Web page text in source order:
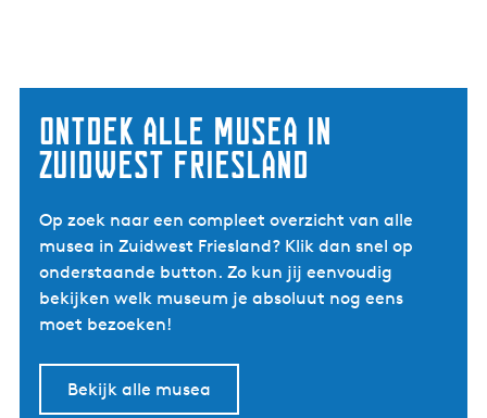
Ontdek alle musea in
Zuidwest Friesland
Op zoek naar een compleet overzicht van alle
musea in Zuidwest Friesland? Klik dan snel op
onderstaande button. Zo kun jij eenvoudig
bekijken welk museum je absoluut nog eens
moet bezoeken!
Bekijk alle musea